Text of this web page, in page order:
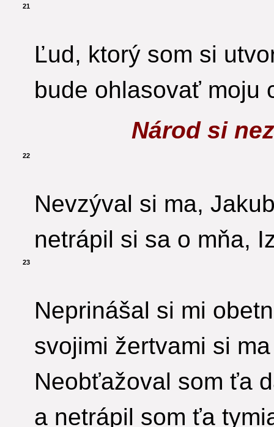
21
Ľud, ktorý som si
bude ohlasovať moju
Národ si
22
Nevzýval si ma,
netrápil si sa o mňa,
23
Neprinášal si mi
svojimi žertvami si
Neobťažoval som ťa
a netrápil som ťa